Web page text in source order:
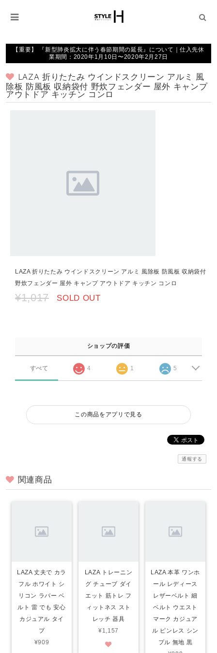
【重要】 『新型肺炎拡大に伴う春節期間の延長』について｜仕入先休
業期間：2020年1月10日〜2020年2月27日
LAZA 折りたたみ ウインドスクリーン アルミ 風
除板 防風板 収納袋付 野炊フェンダー 屋外 キャンプ
アウトドア キッチン コンロ
LAZA 折りたたみ ウインドスクリーン アルミ 風除板 防風板 収納袋付
野炊フェンダー 屋外 キャンプ アウトドア キッチン コンロ
¥1,017 SOLD OUT
ショップの評価
すべて 4 1 5
この商品をアプリで見る
通報する
関連商品
LAZA 丈夫で カラ
フル ホワイト シ
リコン ラバー ベ
ルト 雷 でも 安心
カジュアル タイ
プ
¥909
LAZA トレーニン
グ チューブ ダイ
エット 筋トレ フ
ィットネス スト
レッチ 器具
¥1,157
LAZA 本革 ワンホ
ール レディース
レザーベルト 細
ベルト ウエスト
マーク カジュア
ル ピンレス シン
プル 無地 黒